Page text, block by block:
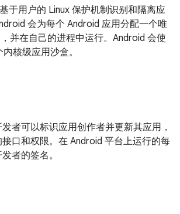
于用户的 Linux 保护机制识别和隔离应
会为每个 Android 应用分配一个唯
并在自己的进程中运行。Android 会使
核级应用沙盒。
者可以标识应用创作者并更新其应用，
口和权限。在 Android 平台上运行的每
者的签名。